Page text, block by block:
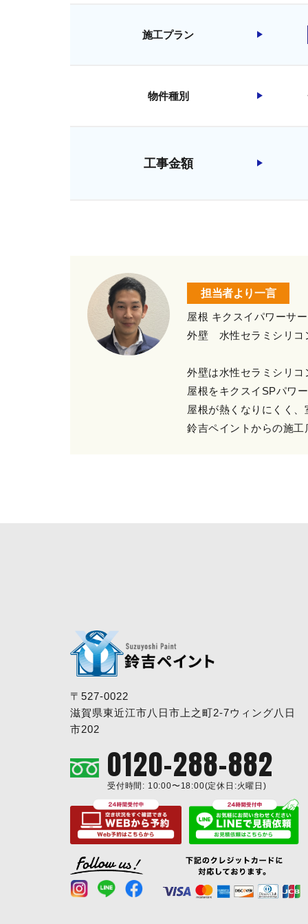
施工プラン
物件種別
工事金額
担当者より一言
屋根 キクスイパワーサ
外壁 水性セラミシリコ
外壁は水性セラミシリ
屋根をキクスイSPパワ
屋根が熱くなりにくく
鈴吉ペイントからの施
〒527-0022
滋賀県東近江市八日市上之町2-7ウィング八日
市202
0120-288-882
受付時間: 10:00〜18:00(定休日:火曜日)